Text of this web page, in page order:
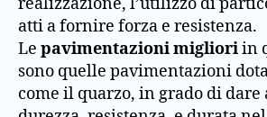
realizzazione, l’utilizzo di
atti a fornire forza e resistenza.
Le pavimentazioni miglioriin
sono quelle pavimentazioni
come il quarzo, in grado di